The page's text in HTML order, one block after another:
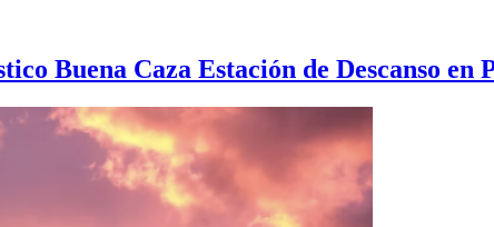
Buena Caza Estación de Descanso en